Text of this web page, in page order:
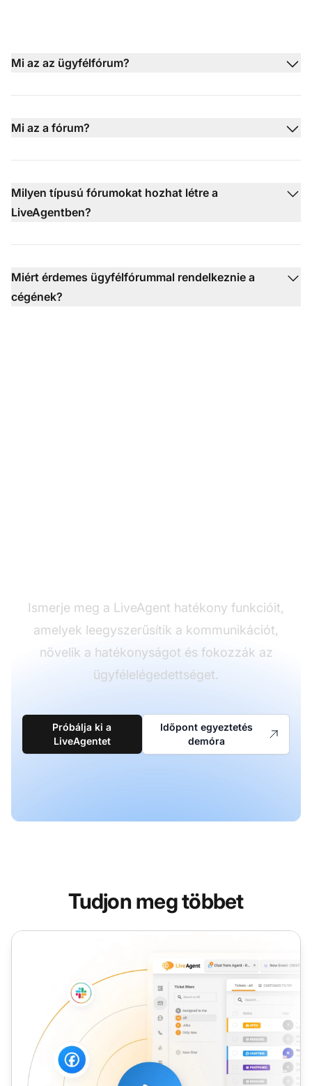
Mi az az ügyfélfórum?
Mi az a fórum?
Milyen típusú fórumokat hozhat létre a
LiveAgentben?
Miért érdemes ügyfélfórummal rendelkeznie a
cégének?
Ismerje meg a LiveAgent hatékony funkcióit,
amelyek leegyszerűsítik a kommunikációt,
növelik a hatékonyságot és fokozzák az
ügyfélelégedettséget.
Próbálja ki a
LiveAgentet
Időpont egyeztetés
demóra
Tudjon meg többet
Közösségi Fórum